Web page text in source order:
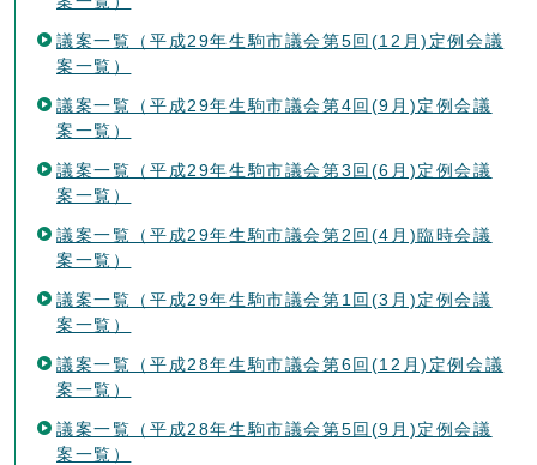
議案一覧（平成29年生駒市議会第5回(12月)定例会議
案一覧）
議案一覧（平成29年生駒市議会第4回(9月)定例会議
案一覧）
議案一覧（平成29年生駒市議会第3回(6月)定例会議
案一覧）
議案一覧（平成29年生駒市議会第2回(4月)臨時会議
案一覧）
議案一覧（平成29年生駒市議会第1回(3月)定例会議
案一覧）
議案一覧（平成28年生駒市議会第6回(12月)定例会議
案一覧）
議案一覧（平成28年生駒市議会第5回(9月)定例会議
案一覧）